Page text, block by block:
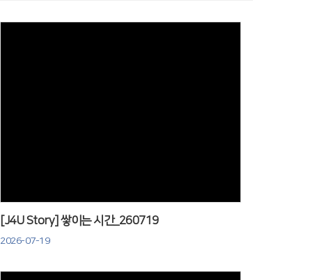
[J4U Story] 쌓이는 시간_260719
2026-07-19